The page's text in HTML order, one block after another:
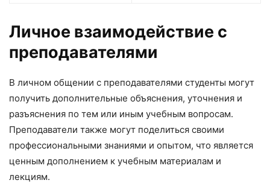
Личное взаимодействие с
преподавателями
В личном общении с преподавателями студенты могут
получить дополнительные объяснения, уточнения и
разъяснения по тем или иным учебным вопросам.
Преподаватели также могут поделиться своими
профессиональными знаниями и опытом, что является
ценным дополнением к учебным материалам и
лекциям.